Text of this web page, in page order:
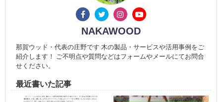
NAKAWOOD
那賀ウッド・代表の庄野です 木の製品・サービスや活用事例をご
紹介します！ ご不明点や質問などはフォームやメールにてお問合
せください。
最近書いた記事